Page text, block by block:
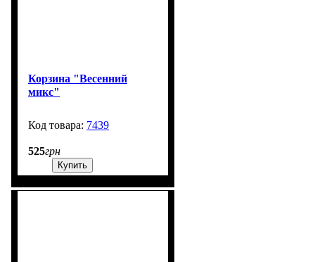
Корзина "Весенний
микс"
7439
525грн
Купить